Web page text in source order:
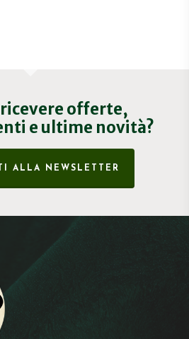
offerte,
e ultime novità?
ALLA NEWSLETTER